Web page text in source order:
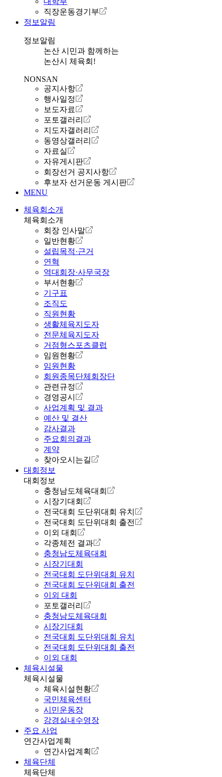
직장운동경기부
정보알림
정보알림
논산 시민과 함께하는
논산시 체육회!
NONSAN
공지사항
행사일정
보도자료
포토갤러리
지도자갤러리
동영상갤러리
자료실
자유게시판
회장선거 공지사항
후보자 선거운동 게시판
MENU
체육회소개
체육회소개
회장 인사말
일반현황
설립목적·근거
연혁
역대회장·사무국장
부서현황
기구표
조직도
직원현황
생활체육지도자
전문체육지도자
거점형스포츠클럽
임원현황
임원현황
회원종목단체회장단
관련규정
경영공시
사업계획 및 결과
예산 및 결산
감사결과
주요회의결과
계약
찾아오시는길
대회정보
대회정보
충청남도체육대회
시장기대회
전국대회 도단위대회 유치
전국대회 도단위대회 출전
이외 대회
각종체전 결과
충청남도체육대회
시장기대회
전국대회 도단위대회 유치
전국대회 도단위대회 출전
이외 대회
포토갤러리
충청남도체육대회
시장기대회
전국대회 도단위대회 유치
전국대회 도단위대회 출전
이외 대회
체육시설물
체육시설물
체육시설현황
국민체육센터
시민운동장
강경실내수영장
주요 사업
연간사업계획
연간사업계획
체육단체
체육단체